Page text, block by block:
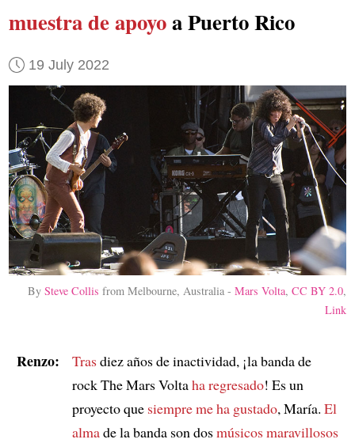
muestra de apoyoa Puerto Rico
19 July 2022
BySteve Collis from Melbourne, Australia -Mars Volta,CC BY 2.0,
Link
Renzo: Trasdiez años de inactividad, ¡la banda de
rock The Mars Voltaha regresado! Es un
proyecto que siempre me ha gustado, María. El
almade la banda son dosmúsicos maravillosos